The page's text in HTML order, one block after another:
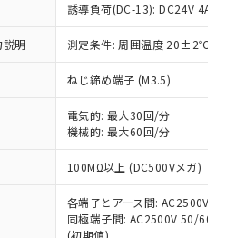
誘導負荷(DC-13): DC24V 4A/
説明 測定条件: 周囲温度 20±2℃、
ねじ締め端子 (M3.5)
電気的: 最大30回/分
機械的: 最大60回/分
100MΩ以上 (DC500Vメガ)
各端子とアース間: AC2500V
同極端子間: AC2500V 50/
(初期値)
いただき、同意のうえ
、当社制御機器事業取扱
庫状況および標準価格
させていただくもので
事業取扱商品の中には、
対象外となる商品もある
ください。
び標準価格照会結果は、
RoHS指令（10物質）の
品で、対応品を出す予
RoHS指令（10物質）の
調査中または確認中の
ない商品です。
り、非含有部品として
と判明した場合などや
とがあります。
料含有率が中国RoHSの
とを示します。
料含有率が中国RoHSの
ことを示します。
。当社販売部門へお問
ら貴社製品のうち、外国
国貿易法に定める商品